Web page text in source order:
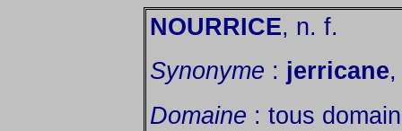
NOURRICE, n. f.
Synonyme : jerricane
Domaine : tous